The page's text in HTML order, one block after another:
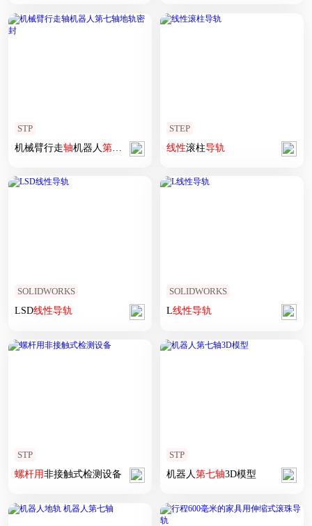
STP
机械臂行走轴机器人第七 地轨密封
STEP
线性滚柱导轨
SOLIDWORKS
LSD线性导轨
SOLIDWORKS
L线性导轨
STP
螺杆用非接触式检测设备
STP
机器人第七轴3D模型